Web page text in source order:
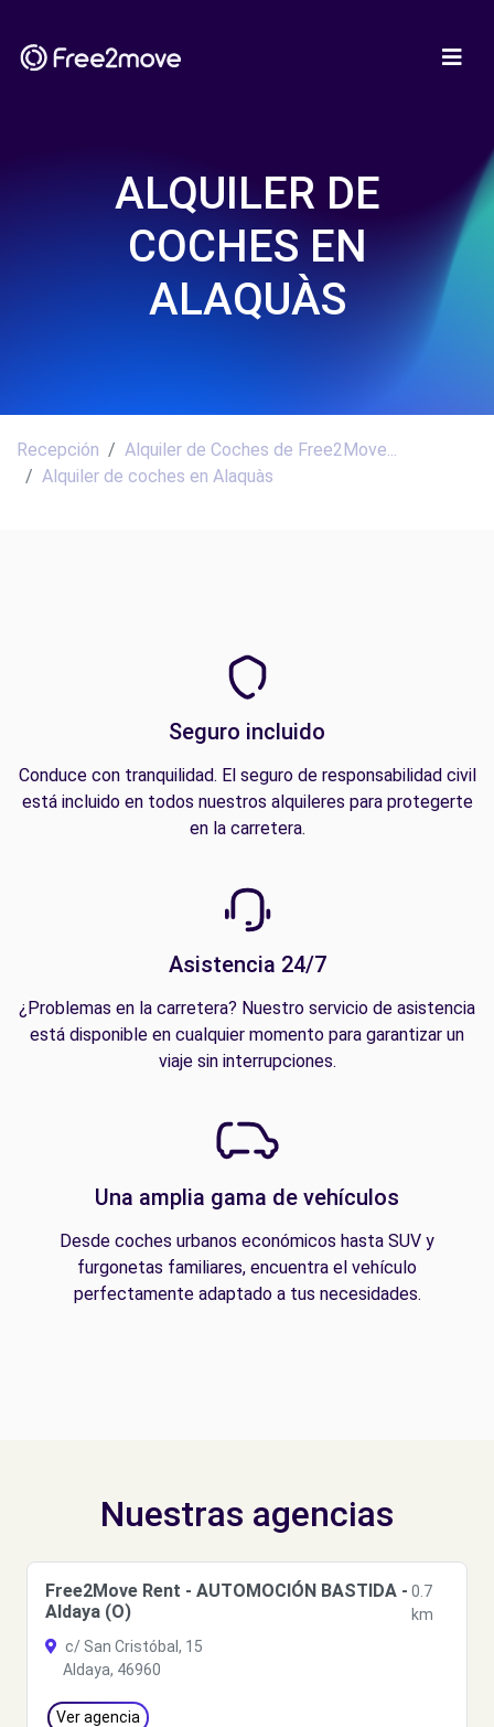
ALQUILER DE
COCHES EN
ALAQUÀS
Recepción
Alquiler de Coches de Free2Move...
Alquiler de coches en Alaquàs
Seguro incluido
Conduce con tranquilidad. El seguro de responsabilidad civil
está incluido en todos nuestros alquileres para protegerte
en la carretera.
Asistencia 24/7
¿Problemas en la carretera? Nuestro servicio de asistencia
está disponible en cualquier momento para garantizar un
viaje sin interrupciones.
Una amplia gama de vehículos
Desde coches urbanos económicos hasta SUV y
furgonetas familiares, encuentra el vehículo
perfectamente adaptado a tus necesidades.
Nuestras agencias
Free2Move Rent - AUTOMOCIÓN BASTIDA -
Aldaya (O)
0.7
km
c/ San Cristóbal, 15
Aldaya, 46960
Ver agencia